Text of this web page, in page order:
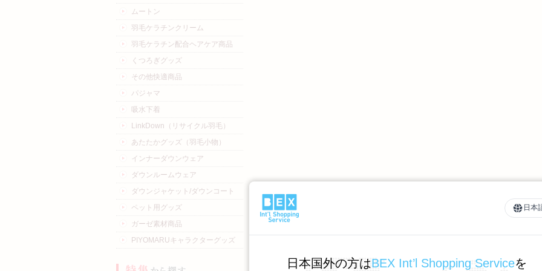
ムートン
羽毛ケラチンクリーム
羽毛ケラチン配合ヘアケア商品
くつろぎグッズ
その他快適商品
パジャマ
吸水下着
LinkDown（リサイクル羽毛）
あたたかグッズ（羽毛小物）
インナーダウンウェア
ダウンルームウェア
ダウンジャケット/ダウンコート
ペット用グッズ
ガーゼ素材商品
PIYOMARUキャラクターグッズ
日本
日本国外の方はBEX Int’l Shopping Serviceを